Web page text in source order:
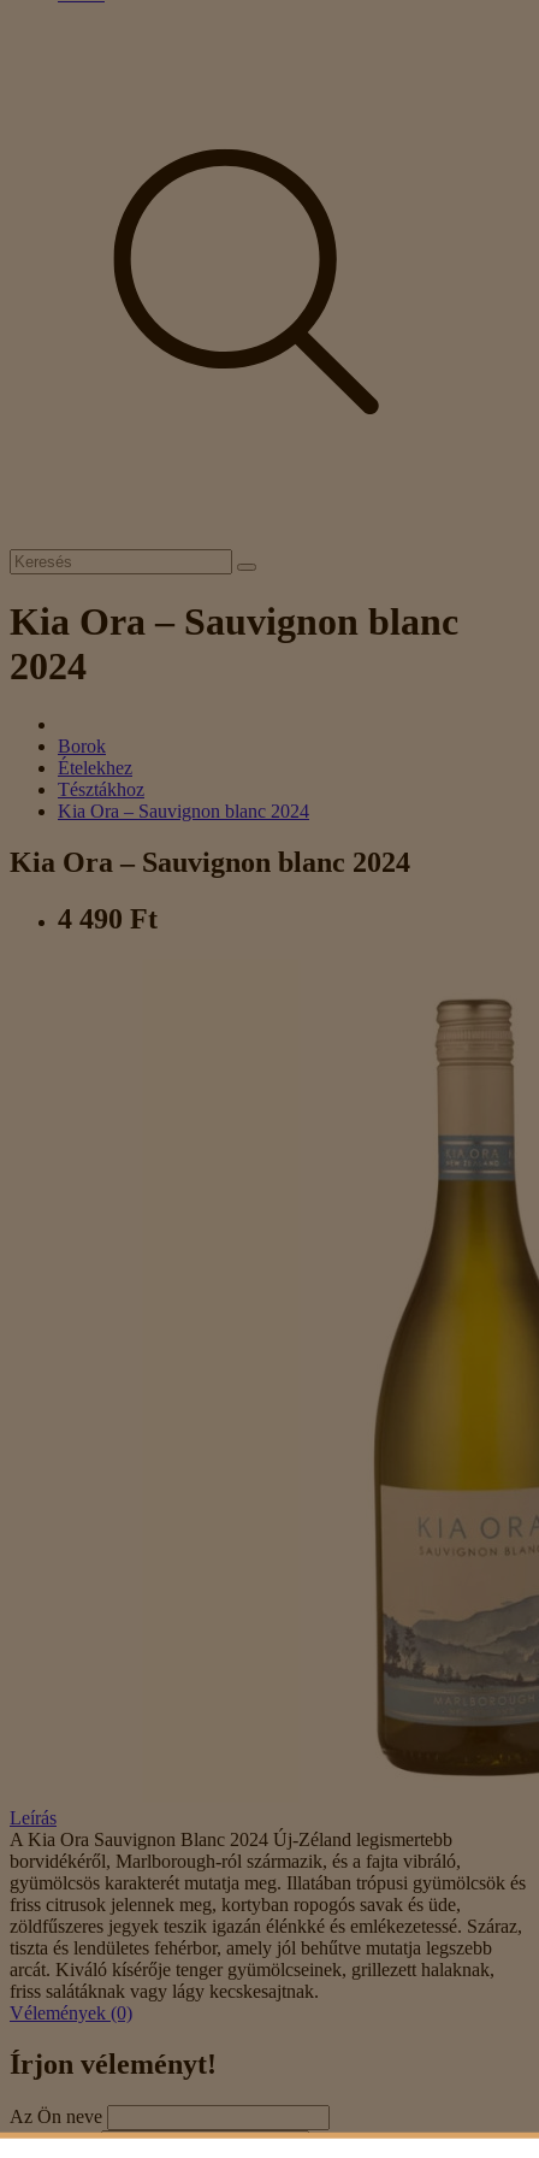
Kia Ora – Sauvignon blanc
2024
Borok
Ételekhez
Tésztákhoz
Kia Ora – Sauvignon blanc 2024
Kia Ora – Sauvignon blanc 2024
4 490 Ft
Leírás
A Kia Ora Sauvignon Blanc 2024 Új-Zéland legismertebb
borvidékéről, Marlborough-ról származik, és a fajta vibráló,
gyümölcsös karakterét mutatja meg. Illatában trópusi gyümölcsök és
friss citrusok jelennek meg, kortyban ropogós savak és üde,
zöldfűszeres jegyek teszik igazán élénkké és emlékezetessé. Száraz,
tiszta és lendületes fehérbor, amely jól behűtve mutatja legszebb
arcát. Kiváló kísérője tenger gyümölcseinek, grillezett halaknak,
friss salátáknak vagy lágy kecskesajtnak.
Vélemények (0)
Írjon véleményt!
Az Ön neve